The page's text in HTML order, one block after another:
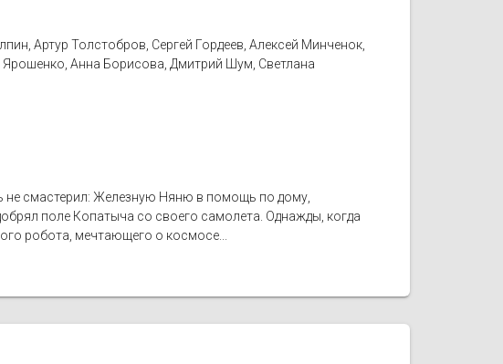
Артур Толстобров, Сергей Гордеев, Алексей Минченок,
Анна Борисова, Дмитрий Шум, Светлана
не смастерил: Железную Няню в помощь по дому,
поле Копатыча со своего самолета. Однажды, когда
робота, мечтающего о космосе...